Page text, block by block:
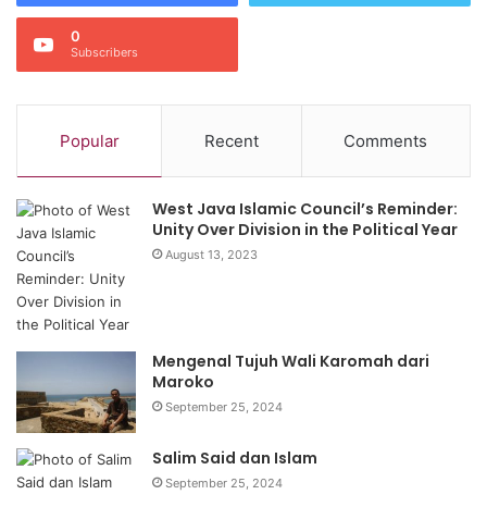
0
Subscribers
Popular Recent Comments
West Java Islamic Council’s Reminder:
Unity Over Division in the Political Year
August 13, 2023
Mengenal Tujuh Wali Karomah dari
Maroko
September 25, 2024
Salim Said dan Islam
September 25, 2024